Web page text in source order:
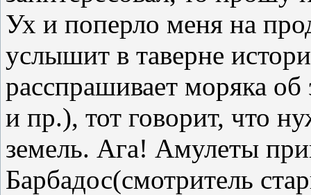
Ух и поперло меня на
услышит в таверне
расспрашивает моряка об
и пр.), тот говорит, что
земель. Ага! Амулеты
Барбадос(смотритель